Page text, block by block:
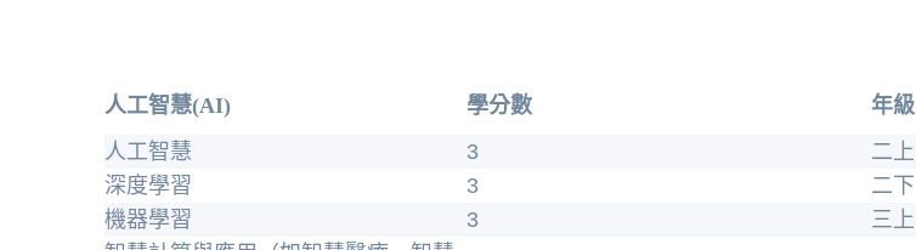
人工智慧(AI) 學分數
年級
人工智慧
3
二上
深度學習
3
二下
機器學習
3
三上